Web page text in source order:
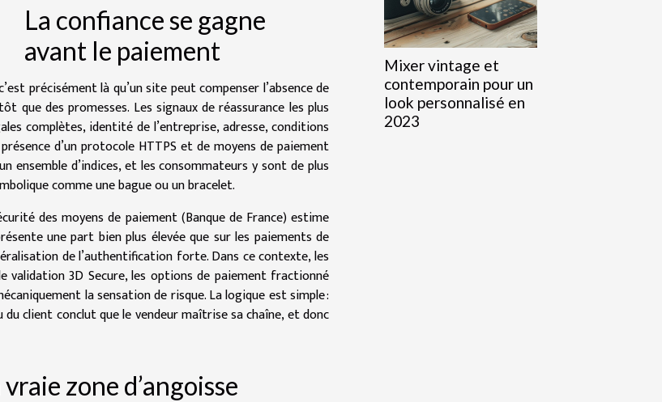
La confiance se gagne
avant le paiement
précisément là qu’un site peut compenser l’absence de
que des promesses. Les signaux de réassurance les plus
complètes, identité de l’entreprise, adresse, conditions
d’un protocole HTTPS et de moyens de paiement
ensemble d’indices, et les consommateurs y sont de plus
comme une bague ou un bracelet.
des moyens de paiement (Banque de France) estime
une part bien plus élevée que sur les paiements de
de l’authentification forte. Dans ce contexte, les
3D Secure, les options de paiement fractionné
la sensation de risque. La logique est simple :
client conclut que le vendeur maîtrise sa chaîne, et donc
zone d’angoisse
Mixer vintage et
contemporain pour un
look personnalisé en
2023